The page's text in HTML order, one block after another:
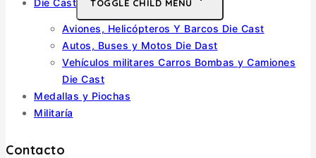
Die Cast TOGGLE CHILD MENU
Aviones, Helicópteros Y Barcos Die Cast
Autos, Buses y Motos Die Dast
Vehículos militares Carros Bombas y Camiones
Die Cast
Medallas y Piochas
Militaría
Contacto